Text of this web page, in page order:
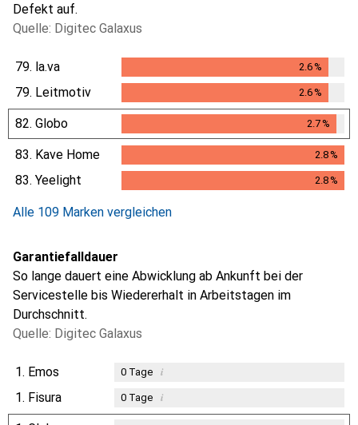
Defekt auf.
Quelle: Digitec Galaxus
79. la.va 2.6%
2.6%
79. Leitmotiv 2.6%
2.6%
82. Globo 2.7%
2.7%
83. Kave Home 2.8%
2.8%
83. Yeelight 2.8%
Alle 109 Marken vergleichen
Garantiefalldauer
So lange dauert eine Abwicklung ab Ankunft bei der
Servicestelle bis Wiedererhalt in Arbeitstagen im
Durchschnitt.
Quelle: Digitec Galaxus
1. Emos 0Tage i
1. Fisura 0Tage i